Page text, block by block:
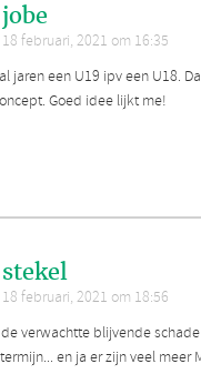
jobe
18 februari, 2021 om 16:35
jaren een U19 ipv een U18.
Goed idee lijkt me!
stekel
18 februari, 2021 om 18:56
verwachtte blijvende
en ja er zijn veel meer